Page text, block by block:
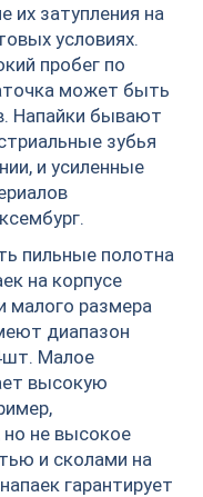
их затупления на
условиях.
пробег по
может быть
Напайки бывают
зубья
и усиленные
пильные полотна
на корпусе
малого размера
диапазон
Малое
высокую
но не высокое
и сколами на
гарантирует